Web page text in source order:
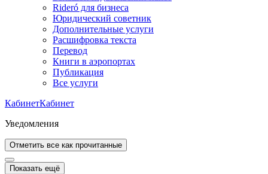
Rideró для бизнеса
Юридический советник
Дополнительные услуги
Расшифровка текста
Перевод
Книги в аэропортах
Публикация
Все услуги
КабинетКабинет
Уведомления
Отметить все как прочитанные
Показать ещё